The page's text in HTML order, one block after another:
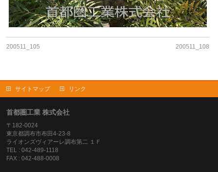
200511_105 200511_108
サイトマップ リンク
首都圏工業 株式会社
〒182-0024
東京都調布市布田4-23-8
ライオンズヴィアーレ調布第二 １Ｆ
TEL : 042-489-1118
FAX : 042-488-0008